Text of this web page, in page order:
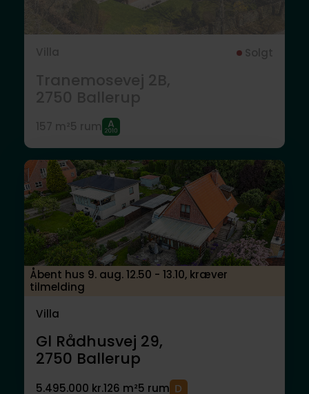
Åbent hus 9. aug. 12.50 - 13.10, kræver
tilmelding
Villa
Gl Rådhusvej 29,
2750 Ballerup
5.495.000 kr.126 m²5 rum